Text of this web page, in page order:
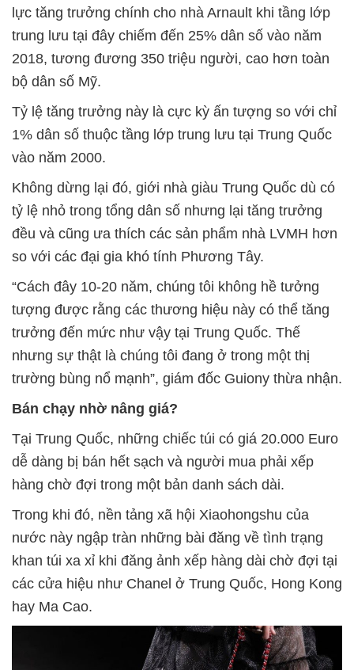
lực tăng trưởng chính cho nhà Arnault khi tầng lớp
trung lưu tại đây chiếm đến 25% dân số vào năm
2018, tương đương 350 triệu người, cao hơn toàn
bộ dân số Mỹ.
Tỷ lệ tăng trưởng này là cực kỳ ấn tượng so với chỉ
1% dân số thuộc tầng lớp trung lưu tại Trung Quốc
vào năm 2000.
Không dừng lại đó, giới nhà giàu Trung Quốc dù có
tỷ lệ nhỏ trong tổng dân số nhưng lại tăng trưởng
đều và cũng ưa thích các sản phẩm nhà LVMH hơn
so với các đại gia khó tính Phương Tây.
“Cách đây 10-20 năm, chúng tôi không hề tưởng
tượng được rằng các thương hiệu này có thể tăng
trưởng đến mức như vậy tại Trung Quốc. Thế
nhưng sự thật là chúng tôi đang ở trong một thị
trường bùng nổ mạnh”, giám đốc Guiony thừa nhận.
Bán chạy nhờ nâng giá?
Tại Trung Quốc, những chiếc túi có giá 20.000 Euro
dễ dàng bị bán hết sạch và người mua phải xếp
hàng chờ đợi trong một bản danh sách dài.
Trong khi đó, nền tảng xã hội Xiaohongshu của
nước này ngập tràn những bài đăng về tình trạng
khan túi xa xỉ khi đăng ảnh xếp hàng dài chờ đợi tại
các cửa hiệu như Chanel ở Trung Quốc, Hong Kong
hay Ma Cao.